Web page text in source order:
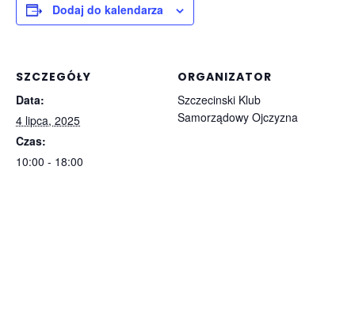
Dodaj do kalendarza
SZCZEGÓŁY
Data:
4 lipca, 2025
Czas:
10:00 - 18:00
ORGANIZATOR
Szczecinski Klub
Samorządowy Ojczyzna